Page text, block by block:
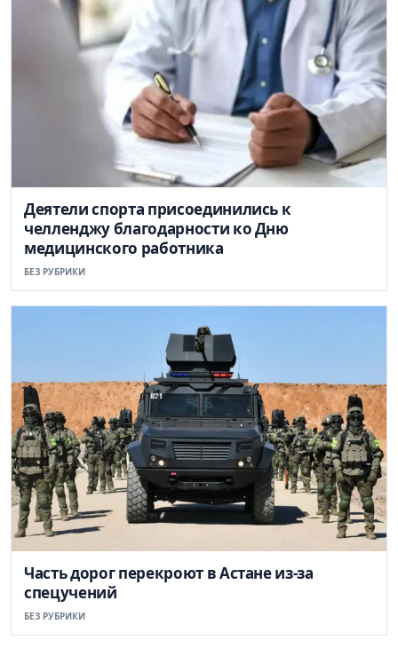
Деятели спорта присоединились к
челленджу благодарности ко Дню
медицинского работника
БЕЗ РУБРИКИ
Часть дорог перекроют в Астане из-за
спецучений
БЕЗ РУБРИКИ